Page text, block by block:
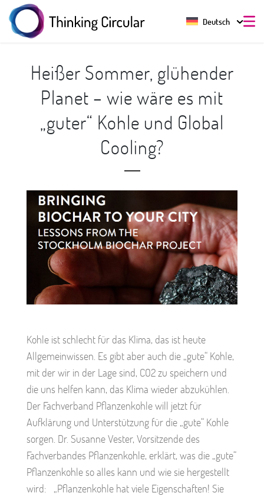
Deutsch
Heißer Sommer, glühender
Planet – wie wäre es mit
„guter“ Kohle und Global
Cooling?
Kohle ist schlecht für das Klima, das ist heute
Allgemeinwissen. Es gibt aber auch die „gute“ Kohle,
mit der wir in der Lage sind, CO2 zu speichern und
die uns helfen kann, das Klima wieder abzukühlen.
Der Fachverband Pflanzenkohle will jetzt für
Aufklärung und Unterstützung für die „gute“ Kohle
sorgen. Dr. Susanne Vester, Vorsitzende des
Fachverbandes Pflanzenkohle, erklärt, was die „gute“
Pflanzenkohle so alles kann und wie sie hergestellt
wird: „Pflanzenkohle hat viele Eigenschaften! Sie